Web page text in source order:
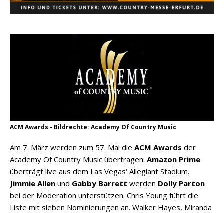
ACM Awards - Bildrechte: Academy Of Country Music
Am 7. März werden zum 57. Mal die ACM Awards der
Academy Of Country Music übertragen: Amazon Prime
überträgt live aus dem Las Vegas‘ Allegiant Stadium.
Jimmie Allen und Gabby Barrett werden Dolly Parton
bei der Moderation unterstützen. Chris Young führt die
Liste mit sieben Nominierungen an. Walker Hayes, Miranda